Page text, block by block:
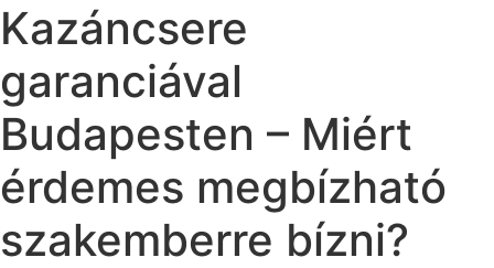
Kazáncsere
garanciával
Budapesten – Miért
érdemes megbízható
szakemberre bízni?